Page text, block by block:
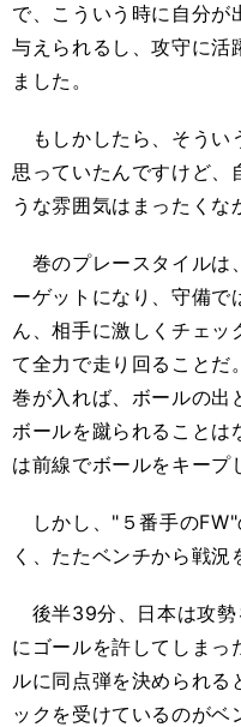
で、こういう時に自分が
与えられるし、攻守に活
ました。
もしかしたら、そうい
思っていたんですけど、
うな雰囲気はまったくな
巻のプレースタイルは
ーゲットになり、守備で
ん、相手に激しくチェッ
て全力で走り回ることだ
巻が入れば、ボールの出
ボールを蹴られることは
は前線でボールをキープ
しかし、"５番手のFW"
く、たたベンチから戦況
後半39分、日本は攻勢
にゴールを許してしまっ
ルに同点弾を決められる
ックを受けているのがベ